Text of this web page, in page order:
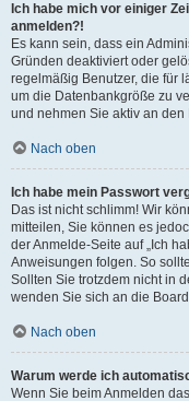
Ich habe mich vor einiger
anmelden?!
Es kann sein, dass ein
Gründen deaktiviert oder
regelmäßig Benutzer, die für
um die Datenbankgröße zu
und nehmen Sie aktiv an
Nach oben
Ich habe mein Passwort
Das ist nicht schlimm! Wir
mitteilen, Sie können es
der Anmelde-Seite auf „Ich
Anweisungen folgen. So
Sollten Sie trotzdem nicht in
wenden Sie sich an die
Nach oben
Warum werde ich
Wenn Sie beim Anmelden